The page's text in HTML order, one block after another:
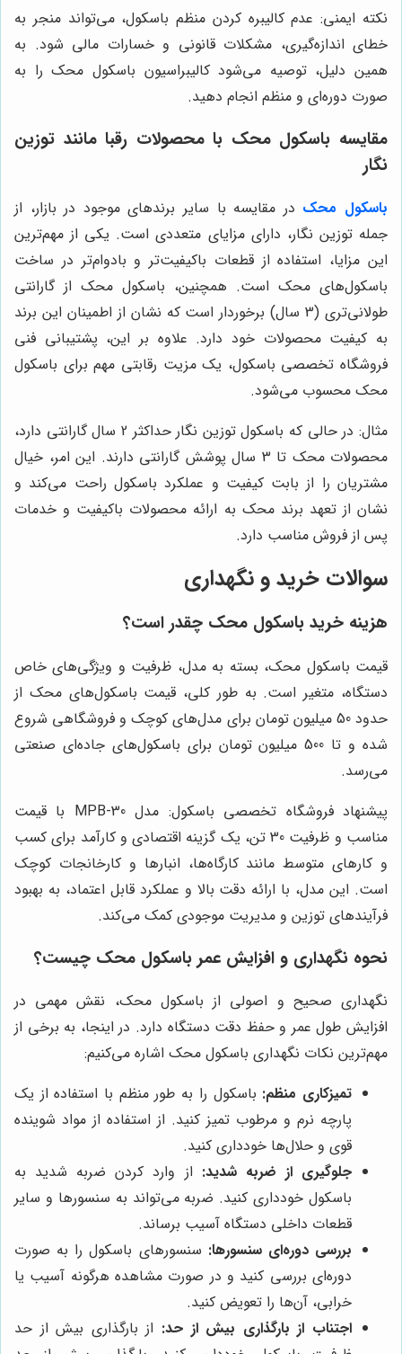
نکته ایمنی: عدم کالیبره کردن منظم باسکول، می‌تواند منجر به
خطای اندازه‌گیری، مشکلات قانونی و خسارات مالی شود. به
همین دلیل، توصیه می‌شود کالیبراسیون باسکول محک را به
صورت دوره‌ای و منظم انجام دهید.
مقایسه باسکول محک با محصولات رقبا مانند توزین
نگار
باسکول‌ محک در مقایسه با سایر برندهای موجود در بازار، از
جمله توزین نگار، دارای مزایای متعددی است. یکی از مهم‌ترین
این مزایا، استفاده از قطعات باکیفیت‌تر و بادوام‌تر در ساخت
باسکول‌های محک است. همچنین، باسکول محک از گارانتی
طولانی‌تری (3 سال) برخوردار است که نشان از اطمینان این برند
به کیفیت محصولات خود دارد. علاوه بر این، پشتیبانی فنی
فروشگاه تخصصی باسکول، یک مزیت رقابتی مهم برای باسکول
محک محسوب می‌شود.
مثال: در حالی که باسکول توزین نگار حداکثر 2 سال گارانتی دارد،
محصولات محک تا 3 سال پوشش گارانتی دارند. این امر، خیال
مشتریان را از بابت کیفیت و عملکرد باسکول راحت می‌کند و
نشان از تعهد برند محک به ارائه محصولات باکیفیت و خدمات
پس از فروش مناسب دارد.
سوالات خرید و نگهداری
هزینه خرید باسکول محک چقدر است؟
قیمت باسکول محک، بسته به مدل، ظرفیت و ویژگی‌های خاص
دستگاه، متغیر است. به طور کلی، قیمت باسکول‌های محک از
حدود 50 میلیون تومان برای مدل‌های کوچک و فروشگاهی شروع
شده و تا 500 میلیون تومان برای باسکول‌های جاده‌ای صنعتی
می‌رسد.
پیشنهاد فروشگاه تخصصی باسکول: مدل MPB-30 با قیمت
مناسب و ظرفیت 30 تن، یک گزینه اقتصادی و کارآمد برای کسب
و کارهای متوسط مانند کارگاه‌ها، انبارها و کارخانجات کوچک
است. این مدل، با ارائه دقت بالا و عملکرد قابل اعتماد، به بهبود
فرآیندهای توزین و مدیریت موجودی کمک می‌کند.
نحوه نگهداری و افزایش عمر باسکول محک چیست؟
نگهداری صحیح و اصولی از باسکول محک، نقش مهمی در
افزایش طول عمر و حفظ دقت دستگاه دارد. در اینجا، به برخی از
مهم‌ترین نکات نگهداری باسکول محک اشاره می‌کنیم:
تمیزکاری منظم: باسکول را به طور منظم با استفاده از یک
پارچه نرم و مرطوب تمیز کنید. از استفاده از مواد شوینده
قوی و حلال‌ها خودداری کنید.
جلوگیری از ضربه شدید: از وارد کردن ضربه شدید به
باسکول خودداری کنید. ضربه می‌تواند به سنسورها و سایر
قطعات داخلی دستگاه آسیب برساند.
بررسی دوره‌ای سنسورها: سنسورهای باسکول را به صورت
دوره‌ای بررسی کنید و در صورت مشاهده هرگونه آسیب یا
خرابی، آن‌ها را تعویض کنید.
اجتناب از بارگذاری بیش از حد: از بارگذاری بیش از حد